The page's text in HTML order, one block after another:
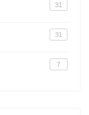
31
31
7